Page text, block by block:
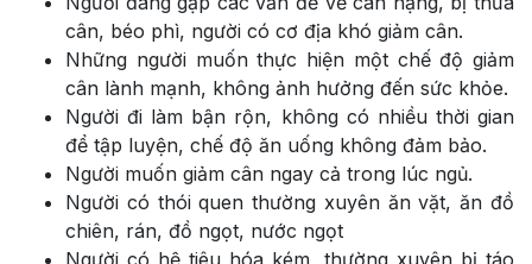
cân, béo phì, người có cơ địa khó giảm cân.
Những người muốn thực hiện một chế độ giảm
cân lành mạnh, không ảnh hưởng đến sức khỏe.
Người đi làm bận rộn, không có nhiều thời gian
để tập luyện, chế độ ăn uống không đảm bảo.
Người muốn giảm cân ngay cả trong lúc ngủ.
Người có thói quen thường xuyên ăn vặt, ăn đồ
chiên, rán, đồ ngọt, nước ngọt